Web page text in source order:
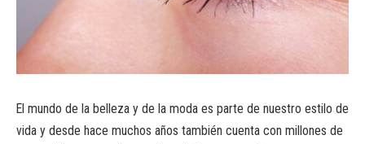
El mundo de la belleza y de la moda es parte de nuestro estilo de
vida y desde hace muchos años también cuenta con millones de